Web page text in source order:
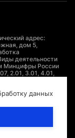
адрес:
дом 5,
деятельности
Минцифры России
2.01, 3.01, 4.01,
коммерческим
определяемой
данных